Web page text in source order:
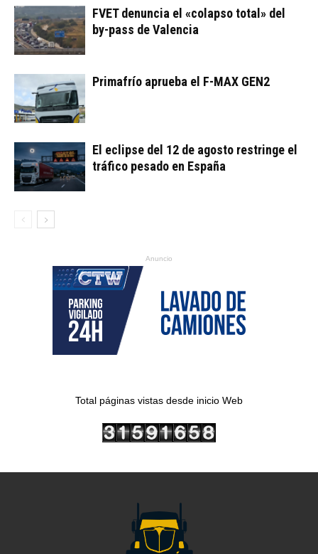
FVET denuncia el «colapso total» del
by-pass de Valencia
Primafrío aprueba el F-MAX GEN2
El eclipse del 12 de agosto restringe el
tráfico pesado en España
Anuncio
Total páginas vistas desde inicio Web